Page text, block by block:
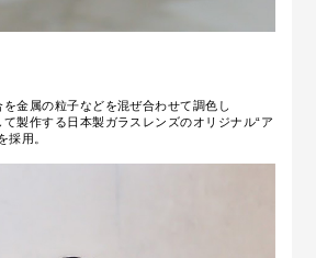
金属の粒子などを混ぜ合わせて調色し
製作する日本製ガラスレンズのオリジナル“ア
採用。